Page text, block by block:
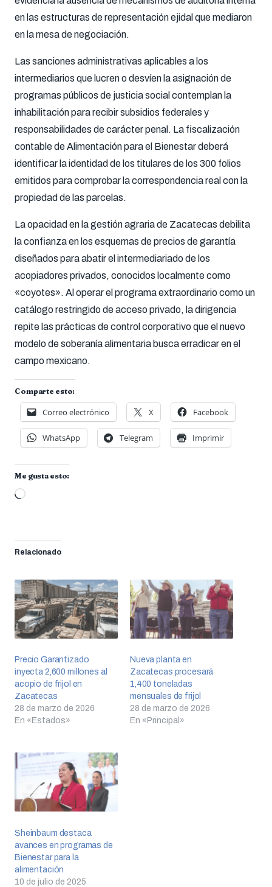
en las estructuras de representación ejidal que mediaron
en la mesa de negociación.
Las sanciones administrativas aplicables a los
intermediarios que lucren o desvíen la asignación de
programas públicos de justicia social contemplan la
inhabilitación para recibir subsidios federales y
responsabilidades de carácter penal. La fiscalización
contable de Alimentación para el Bienestar deberá
identificar la identidad de los titulares de los 300 folios
emitidos para comprobar la correspondencia real con la
propiedad de las parcelas.
La opacidad en la gestión agraria de Zacatecas debilita
la confianza en los esquemas de precios de garantía
diseñados para abatir el intermediariado de los
acopiadores privados, conocidos localmente como
«coyotes». Al operar el programa extraordinario como un
catálogo restringido de acceso privado, la dirigencia
repite las prácticas de control corporativo que el nuevo
modelo de soberanía alimentaria busca erradicar en el
campo mexicano.
Comparte esto:
Correo electrónico X Facebook
WhatsApp Telegram Imprimir
Me gusta esto:
Cargando...
Relacionado
Precio Garantizado
inyecta 2,600 millones al
acopio de frijol en
Zacatecas
28 de marzo de 2026
En «Estados»
Nueva planta en
Zacatecas procesará
1,400 toneladas
mensuales de frijol
28 de marzo de 2026
En «Principal»
Sheinbaum destaca
avances en programas de
Bienestar para la
alimentación
10 de julio de 2025